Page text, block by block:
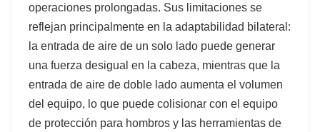
operaciones prolongadas. Sus limitaciones se
reflejan principalmente en la adaptabilidad bilateral:
la entrada de aire de un solo lado puede generar
una fuerza desigual en la cabeza, mientras que la
entrada de aire de doble lado aumenta el volumen
del equipo, lo que puede colisionar con el equipo
de protección para hombros y las herramientas de